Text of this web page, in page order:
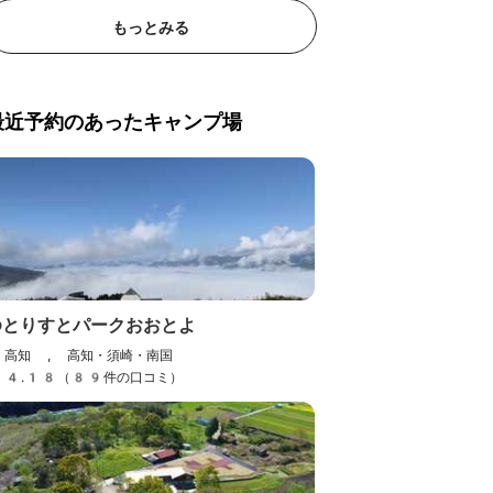
もっとみる
近予約のあったキャンプ場
りすとパークおおとよ
高知 , 高知・須崎・南国
4.18（89件の口コミ）